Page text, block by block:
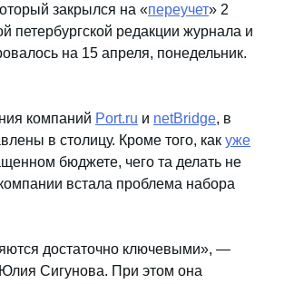
закрылся на «переучет» 2
петербургской редакции журнала и
на 15 апреля, понедельник.
компаний Port.ru и netBridge, в
в столицу. Кроме того, как уже
бюджете, чего та делать не
встала проблема набора
достаточно ключевыми», —
Сигунова. При этом она